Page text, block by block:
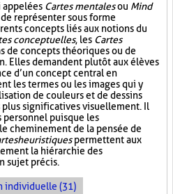
appelées Cartes mentalesou Mind
représenter sous forme
concepts liés aux notions du
conceptuelles, les Cartes
de concepts théoriques ou de
Elles demandent plutôt aux élèves
d’un concept central en
les termes ou les images qui y
de couleurs et de dessins
plus significatives visuellement. Il
personnel puisque les
cheminement de la pensée de
heuristiquespermettent aux
la hiérarchie des
sujet précis.
individuelle (31)